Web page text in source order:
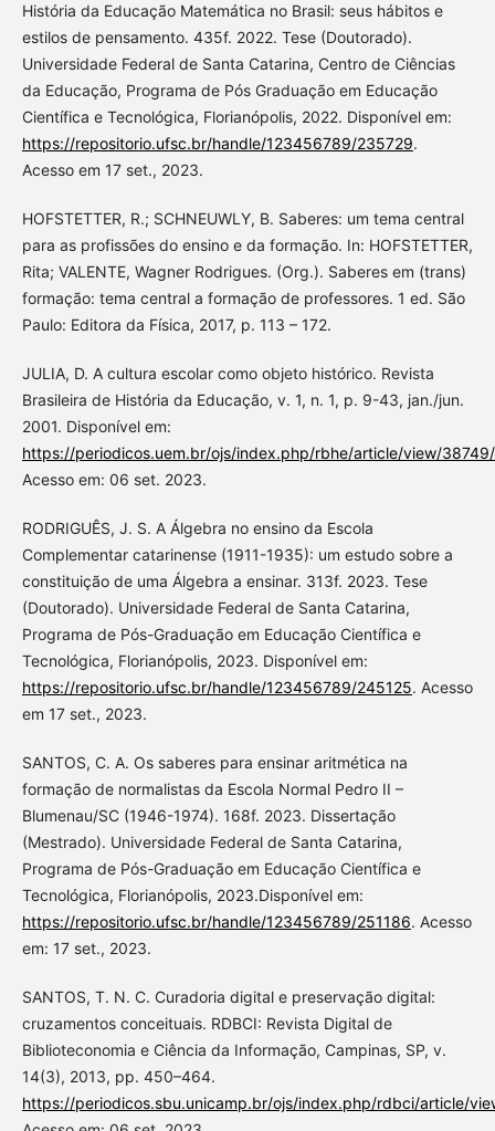
História da Educação Matemática no Brasil: seus hábitos e
estilos de pensamento. 435f. 2022. Tese (Doutorado).
Universidade Federal de Santa Catarina, Centro de Ciências
da Educação, Programa de Pós Graduação em Educação
Científica e Tecnológica, Florianópolis, 2022. Disponível em:
https://repositorio.ufsc.br/handle/123456789/235729.
Acesso em 17 set., 2023.
HOFSTETTER, R.; SCHNEUWLY, B. Saberes: um tema central
para as profissões do ensino e da formação. In: HOFSTETTER,
Rita; VALENTE, Wagner Rodrigues. (Org.). Saberes em (trans)
formação: tema central a formação de professores. 1 ed. São
Paulo: Editora da Física, 2017, p. 113 – 172.
JULIA, D. A cultura escolar como objeto histórico. Revista
Brasileira de História da Educação, v. 1, n. 1, p. 9-43, jan./jun.
2001. Disponível em:
https://periodicos.uem.br/ojs/index.php/rbhe/article/view/
Acesso em: 06 set. 2023.
RODRIGUÊS, J. S. A Álgebra no ensino da Escola
Complementar catarinense (1911-1935): um estudo sobre a
constituição de uma Álgebra a ensinar. 313f. 2023. Tese
(Doutorado). Universidade Federal de Santa Catarina,
Programa de Pós-Graduação em Educação Científica e
Tecnológica, Florianópolis, 2023. Disponível em:
https://repositorio.ufsc.br/handle/123456789/245125. Acesso
em 17 set., 2023.
SANTOS, C. A. Os saberes para ensinar aritmética na
formação de normalistas da Escola Normal Pedro II –
Blumenau/SC (1946-1974). 168f. 2023. Dissertação
(Mestrado). Universidade Federal de Santa Catarina,
Programa de Pós-Graduação em Educação Científica e
Tecnológica, Florianópolis, 2023.Disponível em:
https://repositorio.ufsc.br/handle/123456789/251186. Acesso
em: 17 set., 2023.
SANTOS, T. N. C. Curadoria digital e preservação digital:
cruzamentos conceituais. RDBCI: Revista Digital de
Biblioteconomia e Ciência da Informação, Campinas, SP, v.
14(3), 2013, pp. 450–464.
https://periodicos.sbu.unicamp.br/ojs/index.php/rdbci/article/